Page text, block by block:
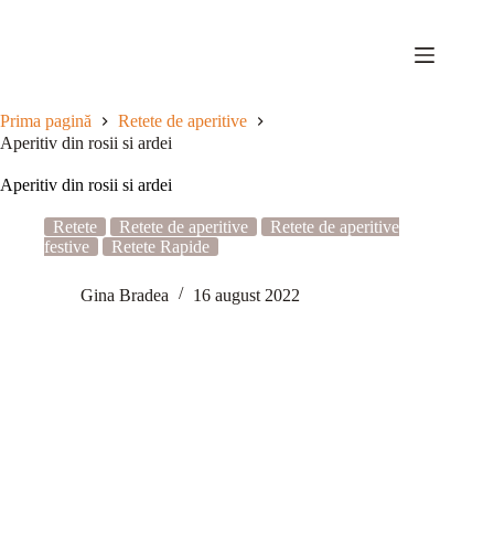
Prima pagină
Retete de aperitive
Aperitiv din rosii si ardei
Aperitiv din rosii si ardei
Retete Retete de aperitive
Retete de aperitive
festive
Retete Rapide
Gina Bradea 16 august 2022